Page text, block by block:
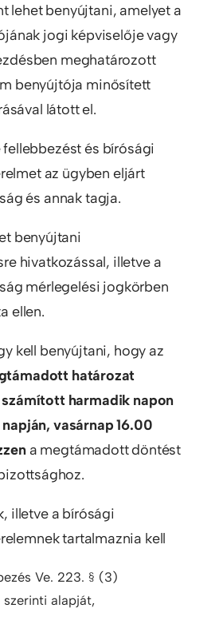
lehet benyújtani, amelyet a
jogi képviselője vagy
meghatározott
benyújtója minősített
látott el.
és bírósági
az ügyben eljárt
és annak tagja.
benyújtani
hivatkozással, illetve a
mérlegelési jogkörben
ellen.
kell benyújtani, hogy az
határozat
harmadik napon
vasárnap 16.00
a megtámadott döntést
illetve a bírósági
tartalmaznia kell
Ve. 223. § (3)
szerinti alapját,